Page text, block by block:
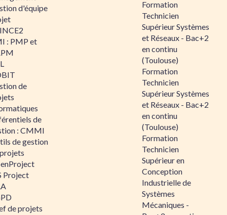
d'équipe
: PMP et
de
de
: CMMI
de gestion
Project
de projets
Formation
Technicien
Supérieur Systèmes
et Réseaux - Bac+2
en continu
(Toulouse)
Formation
Technicien
Supérieur Systèmes
et Réseaux - Bac+2
en continu
(Toulouse)
Formation
Technicien
Supérieur en
Conception
Industrielle de
Systèmes
Mécaniques -